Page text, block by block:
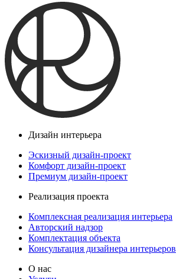
Дизайн интерьера
Эскизный дизайн-проект
Комфорт дизайн-проект
Премиум дизайн-проект
Реализация проекта
Комплексная реализация интерьера
Авторский надзор
Комплектация объекта
Консультация дизайнера интерьеров
О нас